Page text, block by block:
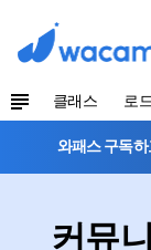
클래스 로
와패스 구독
커뮤